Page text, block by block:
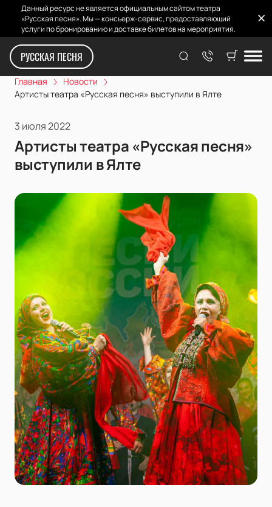
Данный ресурс не является официальным сайтом театра
«Русская песня». Мы — консьерж-сервис, предоставляющий
услуги по бронированию и доставке билетов на мероприятия.
РУССКАЯ ПЕСНЯ
Главная
Новости
Артисты театра «Русская песня» выступили в Ялте
3 июля 2022
Артисты театра «Русская песня»
выступили в Ялте